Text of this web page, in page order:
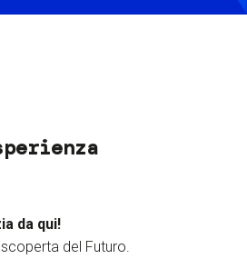
da qui!
del Futuro.